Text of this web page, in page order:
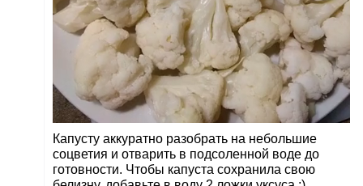
Капусту аккуратно разобрать на небольшие
соцветия и отварить в подсоленной воде до
готовности. Чтобы капуста сохранила свою